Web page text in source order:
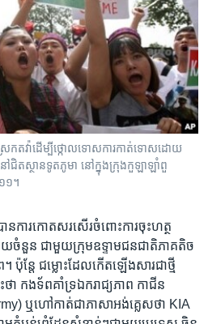
ែក​តវ៉ា​ដើម្បី​ថ្កោលទោស​ការ​កាត់ទោស​ដោយ​
ត​ស្ថានទូត​ភូមា នៅក្នុង​ក្រុង​កួឡាឡាំពួ
១។
ការកោតសរសើរចំពោះការចុះ​ហត្ថ
នួន​ ជាមួយក្រុមឧទ្ទាមជន​ជាតិ​ភាគតិច
ន្តែ ជម្លោះ​ដែលកើតឡើង​សារជាថ្មី​
កងទ័ពគាំទ្រ​ឯករាជ្យភាព កាជីន
ឬ​ហៅកាត់​ជាភាសា​អង់គ្លេស​ថា KIA